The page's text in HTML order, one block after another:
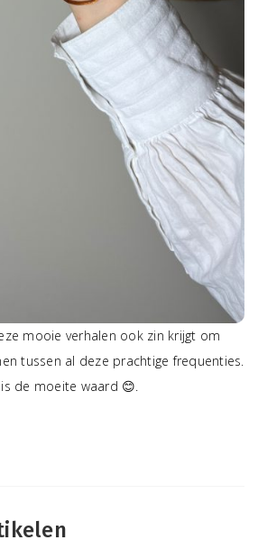
mooie verhalen ook zin krijgt om
tussen al deze prachtige frequenties.
de moeite waard 😊.